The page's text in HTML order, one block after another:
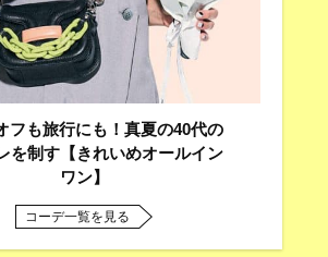
フも旅行にも！真夏の40代の
を制す【きれいめオールイン
ワン】
コーデ一覧を見る